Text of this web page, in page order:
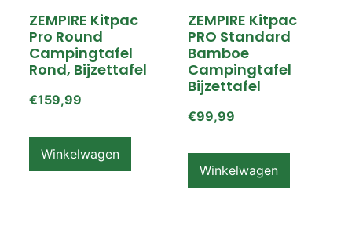
ZEMPIRE Kitpac
Pro Round
Campingtafel
Rond, Bijzettafel
€159,99
Winkelwagen
ZEMPIRE Kitpac
PRO Standard
Bamboe
Campingtafel
Bijzettafel
€99,99
Winkelwagen